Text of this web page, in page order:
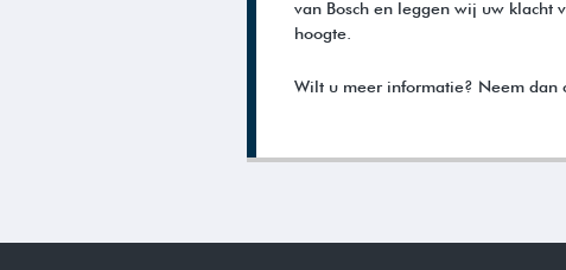
van Bosch en leggen wij uw klacht
hoogte.
Wilt u meer informatie? Neem dan